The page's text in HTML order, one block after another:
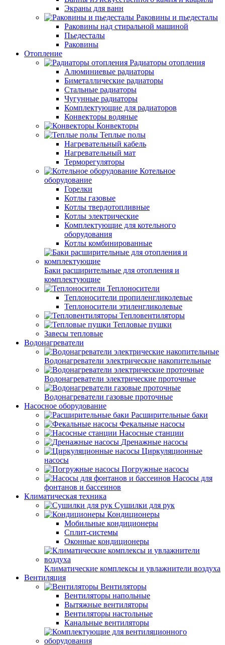
Экраны для ванн
Раковины и пьедесталы
Раковины над стиральной машиной
Пьедесталы
Раковины
Отопление
Радиаторы отопления
Алюминиевые радиаторы
Биметаллические радиаторы
Стальные радиаторы
Чугунные радиаторы
Комплектующие для радиаторов
Конвекторы водяные
Конвекторы
Теплые полы
Нагревательный кабель
Нагревательный мат
Терморегуляторы
Котельное
оборудование
Горелки
Котлы газовые
Котлы твердотопливные
Котлы электрические
Комплектующие для котельного
оборудования
Котлы комбинированные
Баки расширительные для отопления и
комплектующие
Теплоносители
Теплоносители пропиленгликолевые
Теплоносители этиленгликолевые
Тепловентиляторы
Тепловые пушки
Завесы тепловые
Водонагреватели
Водонагреватели электрические накопительные
Водонагреватели электрические проточные
Водонагреватели газовые проточные
Насосное оборудование
Расширительные баки
Фекальные насосы
Насосные станции
Дренажные насосы
Циркуляционные
насосы
Погружные насосы
Насосы для
фонтанов и бассеинов
Климатическая техника
Сушилки для рук
Кондиционеры
Мобильные кондиционеры
Сплит-системы
Оконные кондиционеры
Климатические комплексы и увлажнители воздуха
Вентиляция
Вентиляторы
Вентиляторы напольные
Вытяжные вентиляторы
Вентиляторы настольные
Канальные вентиляторы